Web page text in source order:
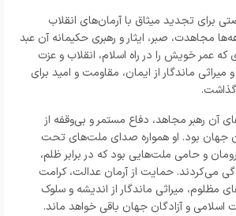
برای تجدید میثاق با آرمان‌های انقلاب
مجاهدت، صبر، ایثار و رهبری حکیمانه آن عبد
عمر خویش را در راه اسلام، انقلاب و عزت
ماندگار از ایمان، مقاومت و امید برای
آن رهبر مجاهد، دفاع مستمر و بی‌وقفه از
جهان بود. او همواره صدای ملت‌های تحت
و حامی ملت‌هایی بود که در برابر ظلم،
می‌کردند. حمایت از آرمان عدالت، کرامت
مظلوم، میراثی ماندگار از اندیشه و سلوک
و آزادگان جهان باقی خواهد ماند.